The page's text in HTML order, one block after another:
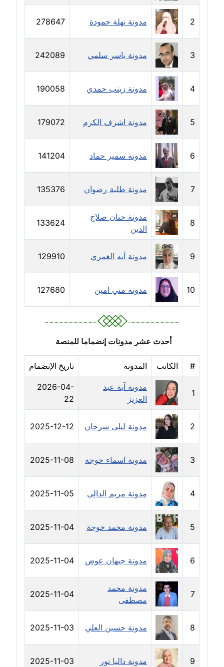
مدونة دعاء الشاهد
عاملة
مدونة دينا عاصم
عاملة
مدونة دينا منير
عاملة
مدونة راقية الدويك
عاملة
مدونة رانيا ثروت
عاملة
مدونة رجاء دياب
عاملة
مدونة رحاب منيعم
عاملة
مدونة رشا السعدي
عاملة
مدونة رشا شمس الدين
مدونة رشا كمال
عاملة
مدونة رشا ماهر
عاملة
مدونة رشيد سبابو
عاملة
مدونة رفعت عراقي
عاملة
مدونة رهام معلا
عاملة
مدونة ريهام الخميسي
عاملة
مدونة زينات مطاوع
عاملة
مدونة زينب ابو الفضل
عاملة
مدونة زينب حمدي
عاملة
2 مدونة نهلة حمودة 278647
3 مدونة ياسر سلمي 242089
4 مدونة زينب حمدي 190058
5 مدونة اشرف الكرم 179072
6 مدونة سمير حماد 141204
7 مدونة طلبة رضوان 135376
8
مدونة حنان صلاح
الدين
133624
9 مدونة آيه الغمري 129910
10 مدونة مني امين 127680
أحدث عشر مدونات إنضماما للمنصة
# الكاتب المدونة تاريخ الإنضمام
1
مدونة آية عبد
العزيز
2026-04-
22
2 مدونة ليلى سرحان 2025-12-12
3 مدونة اسماء خوجة 2025-11-08
4 مدونة مريم الدالي 2025-11-05
5 مدونة محمد خوجة 2025-11-04
6 مدونة جيهان عوض 2025-11-04
7
مدونة محمد
مصطفى
2025-11-04
8 مدونة حسين العلي 2025-11-03
9 مدونة داليا نور 2025-11-03